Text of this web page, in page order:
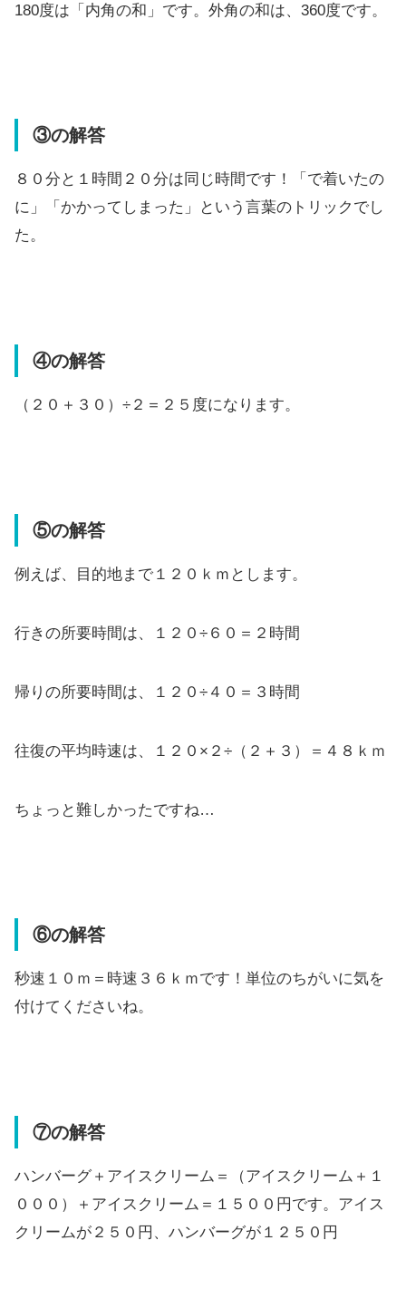
180度は「内角の和」です。外角の和は、360度です。
③の解答
８０分と１時間２０分は同じ時間です！「で着いたの
に」「かかってしまった」という言葉のトリックでし
た。
④の解答
（２０＋３０）÷２＝２５度になります。
⑤の解答
例えば、目的地まで１２０ｋｍとします。
行きの所要時間は、１２０÷６０＝２時間
帰りの所要時間は、１２０÷４０＝３時間
往復の平均時速は、１２０×２÷（２＋３）＝４８ｋｍ
ちょっと難しかったですね…
⑥の解答
秒速１０ｍ＝時速３６ｋｍです！単位のちがいに気を
付けてくださいね。
⑦の解答
ハンバーグ＋アイスクリーム＝（アイスクリーム＋１
０００）＋アイスクリーム＝１５００円です。アイス
クリームが２５０円、ハンバーグが１２５０円